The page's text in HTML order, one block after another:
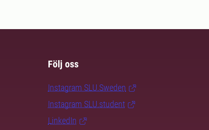
Följ oss
Instagram SLU.Sweden
Instagram SLU.student
LinkedIn